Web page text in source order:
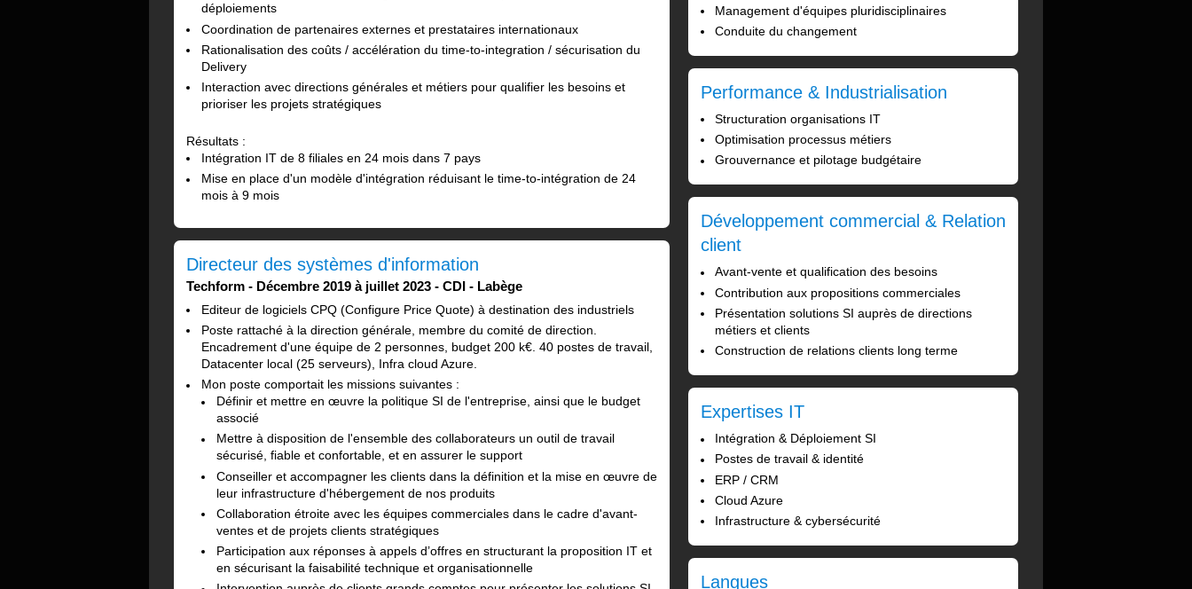
déploiements
Coordination de partenaires externes et prestataires internationaux
Rationalisation des coûts / accélération du time-to-integration / sécurisation du
Delivery
Interaction avec directions générales et métiers pour qualifier les besoins et
prioriser les projets stratégiques
Résultats :
Intégration IT de 8 filiales en 24 mois dans 7 pays
Mise en place d'un modèle d'intégration réduisant le time-to-intégration de 24
mois à 9 mois
Directeur des systèmes d'information
Techform Décembre 2019 à juillet 2023 CDI Labège
Editeur de logiciels CPQ (Configure Price Quote) à destination des industriels
Poste rattaché à la direction générale, membre du comité de direction.
Encadrement d'une équipe de 2 personnes, budget 200 k€. 40 postes de travail,
Datacenter local (25 serveurs), Infra cloud Azure.
Mon poste comportait les missions suivantes :
Définir et mettre en œuvre la politique SI de l'entreprise, ainsi que le budget
associé
Mettre à disposition de l'ensemble des collaborateurs un outil de travail
sécurisé, fiable et confortable, et en assurer le support
Conseiller et accompagner les clients dans la définition et la mise en œuvre de
leur infrastructure d'hébergement de nos produits
Collaboration étroite avec les équipes commerciales dans le cadre d'avant-
ventes et de projets clients stratégiques
Participation aux réponses à appels d’offres en structurant la proposition IT et
en sécurisant la faisabilité technique et organisationnelle
Management d'équipes pluridisciplinaires
Conduite du changement
Performance & Industrialisation
Structuration organisations IT
Optimisation processus métiers
Grouvernance et pilotage budgétaire
Développement commercial & Relation
client
Avant-vente et qualification des besoins
Contribution aux propositions commerciales
Présentation solutions SI auprès de directions
métiers et clients
Construction de relations clients long terme
Expertises IT
Intégration & Déploiement SI
Postes de travail & identité
ERP / CRM
Cloud Azure
Infrastructure & cybersécurité
Langues